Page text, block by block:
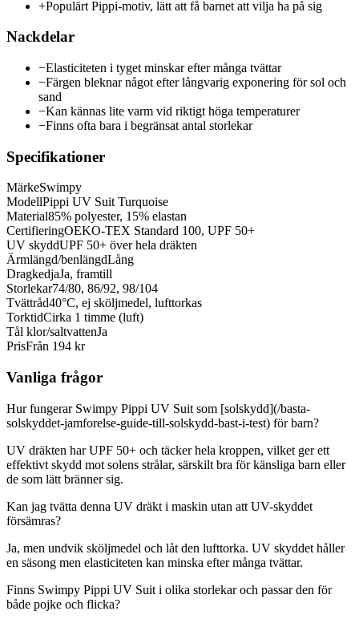
+Populärt Pippi-motiv, lätt att få barnet att vilja ha på sig
Nackdelar
−Elasticiteten i tyget minskar efter många tvättar
−Färgen bleknar något efter långvarig exponering för sol och
sand
−Kan kännas lite varm vid riktigt höga temperaturer
−Finns ofta bara i begränsat antal storlekar
Specifikationer
MärkeSwimpy
ModellPippi UV Suit Turquoise
Material85% polyester, 15% elastan
CertifieringOEKO-TEX Standard 100, UPF 50+
UV skyddUPF 50+ över hela dräkten
Ärmlängd/benlängdLång
DragkedjaJa, framtill
Storlekar74/80, 86/92, 98/104
Tvättråd40°C, ej sköljmedel, lufttorkas
TorktidCirka 1 timme (luft)
Tål klor/saltvattenJa
PrisFrån 194 kr
Vanliga frågor
Hur fungerar Swimpy Pippi UV Suit som [solskydd](/basta-
solskyddet-jamforelse-guide-till-solskydd-bast-i-test) för barn?
UV dräkten har UPF 50+ och täcker hela kroppen, vilket ger ett
effektivt skydd mot solens strålar, särskilt bra för känsliga barn eller
de som lätt bränner sig.
Kan jag tvätta denna UV dräkt i maskin utan att UV-skyddet
försämras?
Ja, men undvik sköljmedel och låt den lufttorka. UV skyddet håller
en säsong men elasticiteten kan minska efter många tvättar.
Finns Swimpy Pippi UV Suit i olika storlekar och passar den för
både pojke och flicka?